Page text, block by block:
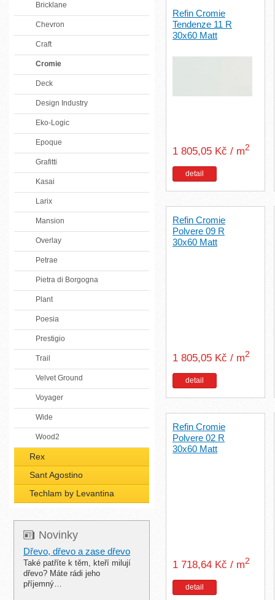
Bricklane
Chevron
Craft
Cromie
Deck
Design Industry
Eko-Logic
Epoque
Grafitti
Kasai
Larix
Mansion
Overlay
Petrae
Pietra di Borgogna
Plant
Poesia
Prestigio
Trail
Velvet Ground
Voyager
Wide
Wood2
Rex
Sant Agostino
Techlam by Levantina
Novinky
Dřevo, dřevo a zase dřevo
Také patříte k těm, kteří milují
dřevo? Máte rádi jeho
příjemný…
Refin Cromie
Tendenze 11 R
30x60 Matt
1 805,05 Kč / m2
detail
Refin Cromie
Polvere 09 R
30x60 Matt
1 805,05 Kč / m2
detail
Refin Cromie
Polvere 02 R
30x60 Matt
1 718,64 Kč / m2
detail